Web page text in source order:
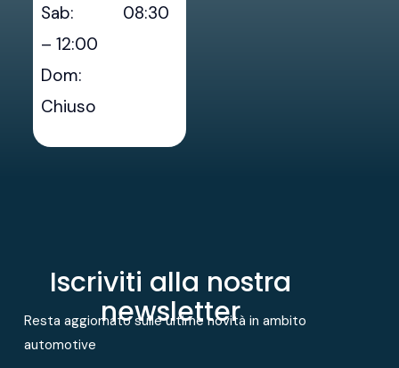
Sab: 08:30
– 12:00
Dom:
Chiuso
Iscriviti alla nostra
newsletter
Resta aggiornato sulle ultime novità in ambito
automotive